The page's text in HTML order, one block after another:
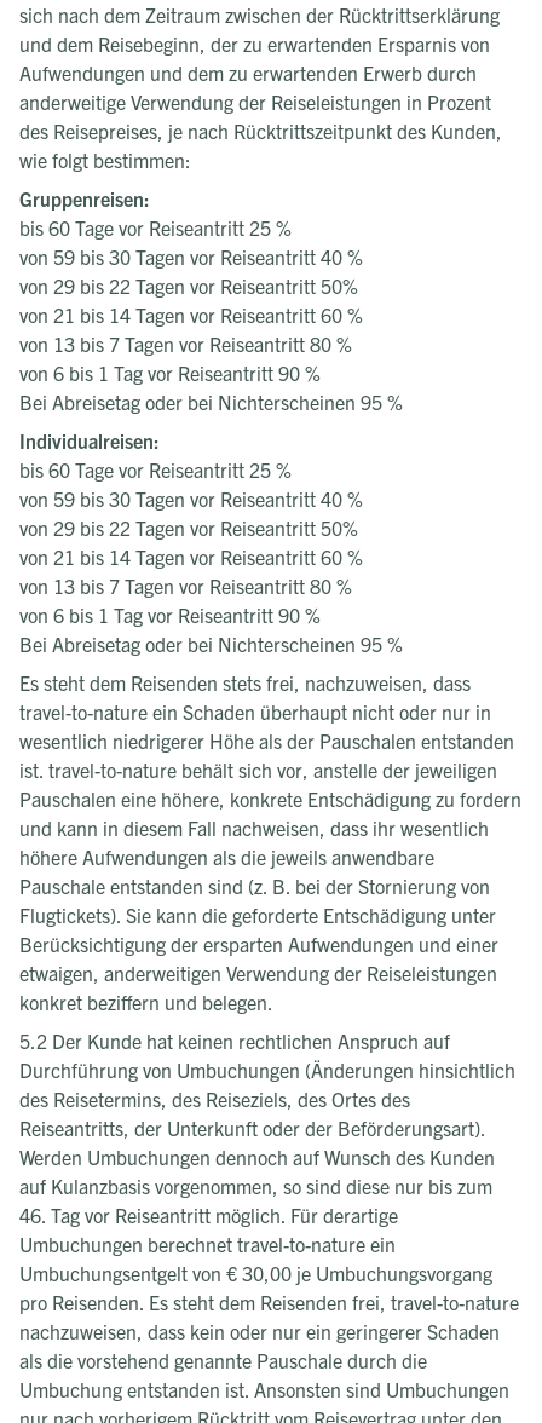
sich nach dem Zeitraum zwischen der Rücktrittserklärung
und dem Reisebeginn, der zu erwartenden Ersparnis von
Aufwendungen und dem zu erwartenden Erwerb durch
anderweitige Verwendung der Reiseleistungen in Prozent
des Reisepreises, je nach Rücktrittszeitpunkt des Kunden,
wie folgt bestimmen:
Gruppenreisen:
bis 60 Tage vor Reiseantritt 25 %
von 59 bis 30 Tagen vor Reiseantritt 40 %
von 29 bis 22 Tagen vor Reiseantritt 50%
von 21 bis 14 Tagen vor Reiseantritt 60 %
von 13 bis 7 Tagen vor Reiseantritt 80 %
von 6 bis 1 Tag vor Reiseantritt 90 %
Bei Abreisetag oder bei Nichterscheinen 95 %
Individualreisen:
bis 60 Tage vor Reiseantritt 25 %
von 59 bis 30 Tagen vor Reiseantritt 40 %
von 29 bis 22 Tagen vor Reiseantritt 50%
von 21 bis 14 Tagen vor Reiseantritt 60 %
von 13 bis 7 Tagen vor Reiseantritt 80 %
von 6 bis 1 Tag vor Reiseantritt 90 %
Bei Abreisetag oder bei Nichterscheinen 95 %
Es steht dem Reisenden stets frei, nachzuweisen, dass
travel-to-nature ein Schaden überhaupt nicht oder nur in
wesentlich niedrigerer Höhe als der Pauschalen entstanden
ist. travel-to-nature behält sich vor, anstelle der jeweiligen
Pauschalen eine höhere, konkrete Entschädigung zu fordern
und kann in diesem Fall nachweisen, dass ihr wesentlich
höhere Aufwendungen als die jeweils anwendbare
Pauschale entstanden sind (z. B. bei der Stornierung von
Flugtickets). Sie kann die geforderte Entschädigung unter
Berücksichtigung der ersparten Aufwendungen und einer
etwaigen, anderweitigen Verwendung der Reiseleistungen
konkret beziffern und belegen.
5.2 Der Kunde hat keinen rechtlichen Anspruch auf
Durchführung von Umbuchungen (Änderungen hinsichtlich
des Reisetermins, des Reiseziels, des Ortes des
Reiseantritts, der Unterkunft oder der Beförderungsart).
Werden Umbuchungen dennoch auf Wunsch des Kunden
auf Kulanzbasis vorgenommen, so sind diese nur bis zum
46. Tag vor Reiseantritt möglich. Für derartige
Umbuchungen berechnet travel-to-nature ein
Umbuchungsentgelt von € 30,00 je Umbuchungsvorgang
pro Reisenden. Es steht dem Reisenden frei, travel-to-nature
nachzuweisen, dass kein oder nur ein geringerer Schaden
als die vorstehend genannte Pauschale durch die
Umbuchung entstanden ist. Ansonsten sind Umbuchungen